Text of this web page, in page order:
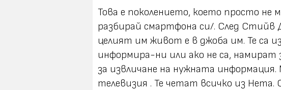
Това е поколението, което просто не
разбирай смартфона си/. След Стийв
целият им живот е в джоба им. Те са
информира-ни или ако не са,
за извличане на нужната
телевизия . Те четат всичко из Нета.